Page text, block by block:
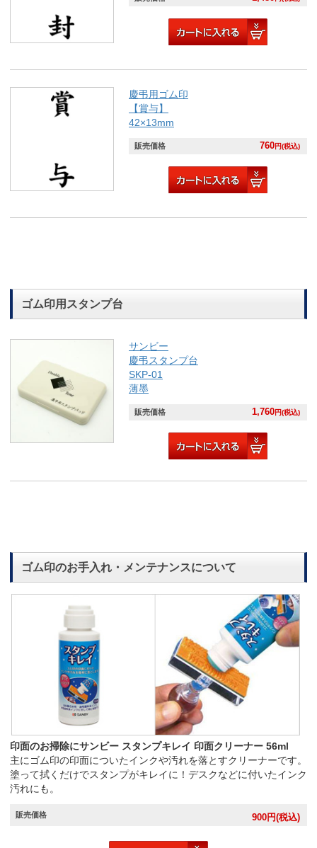
慶弔用ゴム印
【賞与】
42×13mm
販売価格 760円(税込)
ゴム印用スタンプ台
サンビー
慶弔スタンプ台
SKP-01
薄墨
販売価格 1,760円(税込)
ゴム印のお手入れ・メンテナンスについて
印面のお掃除にサンビー スタンプキレイ 印面クリーナー 56ml
主にゴム印の印面についたインクや汚れを落とすクリーナーです。
塗って拭くだけでスタンプがキレイに！デスクなどに付いたインク
汚れにも。
販売価格 900円(税込)